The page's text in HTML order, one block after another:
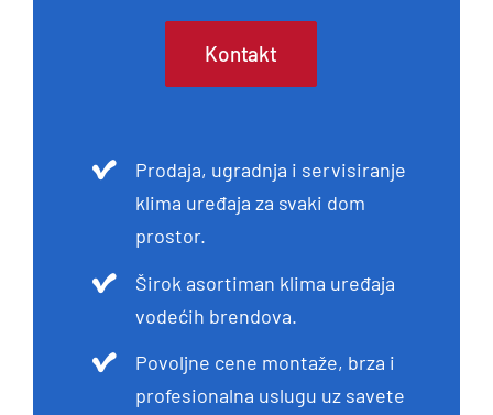
Kontakt
Prodaja, ugradnja i servisiranje
klima uređaja za svaki dom
prostor.
Širok asortiman klima uređaja
vodećih brendova.
Povoljne cene montaže, brza i
profesionalna uslugu uz savete